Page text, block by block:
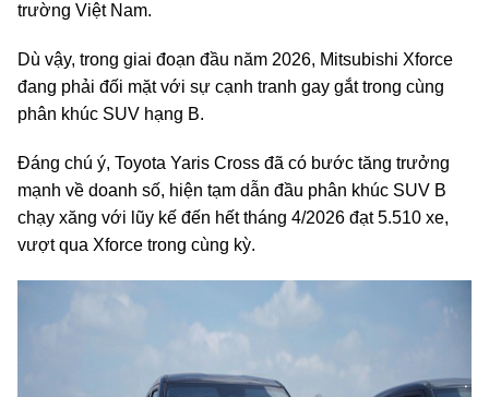
trường Việt Nam.
Dù vậy, trong giai đoạn đầu năm 2026, Mitsubishi Xforce
đang phải đối mặt với sự cạnh tranh gay gắt trong cùng
phân khúc SUV hạng B.
Đáng chú ý, Toyota Yaris Cross đã có bước tăng trưởng
mạnh về doanh số, hiện tạm dẫn đầu phân khúc SUV B
chạy xăng với lũy kế đến hết tháng 4/2026 đạt 5.510 xe,
vượt qua Xforce trong cùng kỳ.